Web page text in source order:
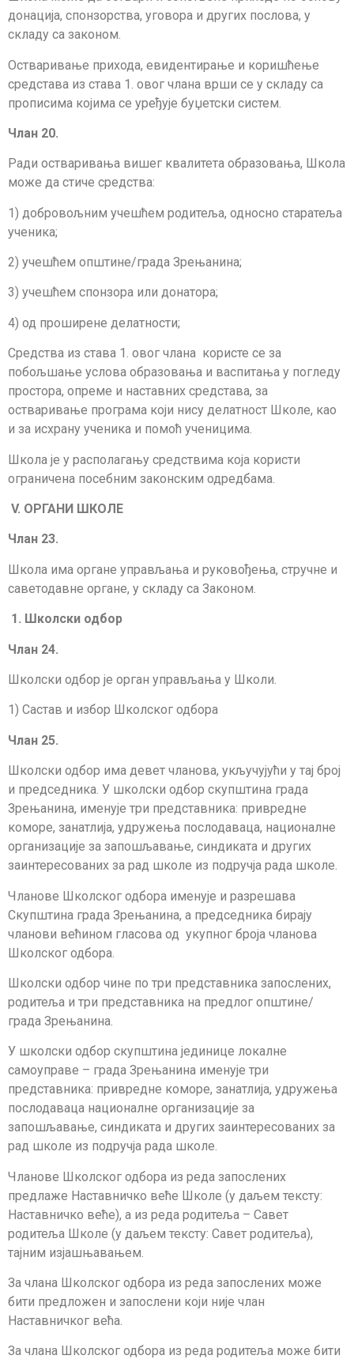
донација, спонзорства, уговора и других послова, у
складу са законом.
Остваривање прихода, евидентирање и коришћење
средстава из става 1. овог члана врши се у складу са
прописима којима се уређује буџетски систем.
Члан 20.
Ради остваривања вишег квалитета образовања, Школа
може да стиче средства:
1) добровољним учешћем родитеља, односно старатеља
ученика;
2) учешћем општине/града Зрењанина;
3) учешћем спонзора или донатора;
4) од проширене делатности;
Средства из става 1. овог члана користе се за
побољшање услова образовања и васпитања у погледу
простора, опреме и наставних средстава, за
остваривање про­грама који нису делатност Школе, као
и за исхрану ученика и помоћ ученицима.
Школа је у располагању средствима која користи
ограничена посебним закон­ским одредбама.
V. ОРГАНИ ШКОЛЕ
Члан 23.
Школа има органе управљања и руковођења, стручне и
саветодавне органе, у складу са Законом.
1 . Школски одбор
Члан 24.
Школски одбор је орган управљања у Школи.
1) Састав и избор Школског одбора
Члан 25.
Школски одбор има девет чланова, укључујући у тај број
и председника. У школски одбор скупштина града
Зрењанина, именује три представника: привредне
коморе, занатлија, удружења послодаваца, националне
организације за запошљавање, синдиката и других
заинтересованих за рад школе из подручја рада школе.
Чланове Школског одбора именује и разрешава
Скупштина града Зрењанина, а председника бирају
чланови већином гласова од укупног броја чланова
Школског одбора.
Школски одбор чине по три представника запослених,
родитеља и три пред­ставника на предлог општине/
града Зрењанина.
У школски одбор скупштина јединице локалне
самоуправе – града Зрењанина именује три
представника: привредне коморе, занатлија, удружења
послодаваца националне организације за
запошљавање, синдиката и других заинтересованих за
рад школе из подручја рада школе.
Чланове Школског одбора из реда запослених
предлаже Наставничко веће Шко­ле (у даљем тексту:
Наставничко веће), а из реда родитеља – Савет
родитеља Шко­ле (у даљем тексту: Савет родитеља),
тајним изјашњавањем.
За члана Школског одбора из реда запослених може
бити предложен и запослени који није члан
Наставничког већа.
За члана Школског одбора из реда родитеља може бити